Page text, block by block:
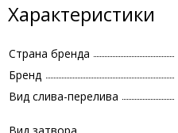
Характеристики
Страна бренда
Бренд
Вид слива-перелива